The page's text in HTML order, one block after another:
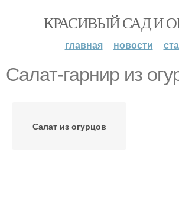
КРАСИВЫЙ САД И
главная новости
Салат-гарнир из
Салат из огурцов